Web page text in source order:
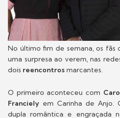
No último fim de semana, os fãs
uma surpresa ao verem, nas
dois reencontros marcantes.
O primeiro aconteceu com
Franciely em Carinha de Anjo.
dupla romântica e engraçada